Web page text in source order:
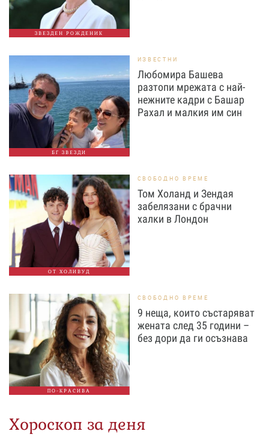
ЗВЕЗДЕН РОЖДЕНИК
БГ ЗВЕЗДИ
ИЗВЕСТНИ
Любомира Башева
разтопи мрежата с най-
нежните кадри с Башар
Рахал и малкия им син
ОТ ХОЛИВУД
СВОБОДНО ВРЕМЕ
Том Холанд и Зендая
забелязани с брачни
халки в Лондон
ПО-КРАСИВА
СВОБОДНО ВРЕМЕ
9 неща, които състаряват
жената след 35 години –
без дори да ги осъзнава
Хороскоп за деня